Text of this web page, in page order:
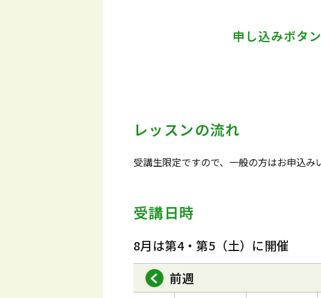
申し込みボタ
レッスンの流れ
受講生限定ですので、一般の方はお申込み
受講日時
8月は第4・第5（土）に開催
前週